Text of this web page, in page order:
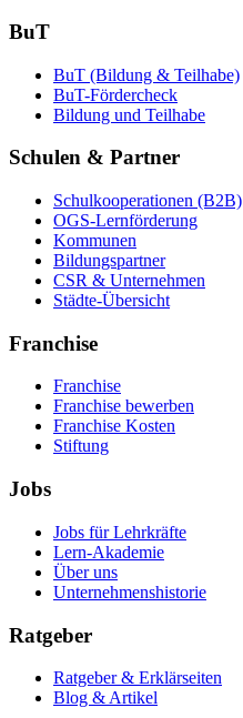
BuT
BuT (Bildung & Teilhabe)
BuT-Fördercheck
Bildung und Teilhabe
Schulen & Partner
Schulkooperationen (B2B)
OGS-Lernförderung
Kommunen
Bildungspartner
CSR & Unternehmen
Städte-Übersicht
Franchise
Franchise
Franchise bewerben
Franchise Kosten
Stiftung
Jobs
Jobs für Lehrkräfte
Lern-Akademie
Über uns
Unternehmenshistorie
Ratgeber
Ratgeber & Erklärseiten
Blog & Artikel